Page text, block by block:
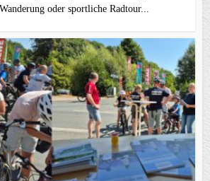
oder sportliche Radtour...